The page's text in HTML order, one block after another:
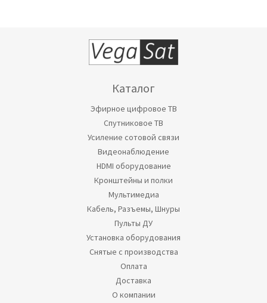
Каталог
Эфирное цифровое ТВ
Спутниковое ТВ
Усиление сотовой связи
Видеонаблюдение
HDMI оборудование
Кронштейны и полки
Мультимедиа
Кабель, Разъемы, Шнуры
Пульты ДУ
Установка оборудования
Снятые с производства
Оплата
Доставка
О компании